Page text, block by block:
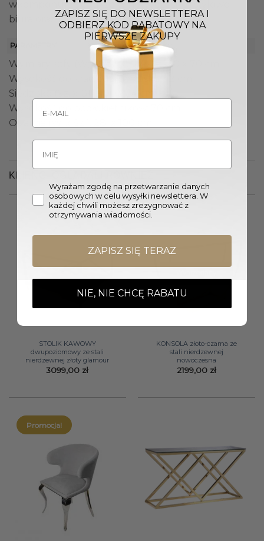
wkomponuje się także w nowoczesne i stylowe
biura oraz przestrzenie wypoczynkowe.
PARAMETRY
Wymiary sofy (W. x Sz. x Gł.): 70 x 130 x 70 cm
Wysokość do krawędzi siedziska: 42 cm
Siedzisko (Sz. x Gł.): 100 x 54 cm
Wysokość do podłokietników: 70 cm
Oparcie (W. x Sz.): 28 x 100 cm
KLIENCI OGLĄDALI RÓWNIEŻ
STOLIK KAWOWY
dwupoziomowy ze stali
nierdzewnej złoty glamour
3099,00 zł
KONSOLA złoto-czarna ze
stali nierdzewnej
nowoczesna
2199,00 zł
Promocja!
ZAPISZ SIĘ DO NEWSLETTERA I
ODBIERZ KOD RABATOWY NA
PIERWSZE ZAKUPY
Wyrażam zgodę na przetwarzanie danych
osobowych w celu wysyłki newslettera. W
każdej chwili możesz zrezygnować z
otrzymywania wiadomości.
ZAPISZ SIĘ TERAZ
NIE, NIE CHCĘ RABATU